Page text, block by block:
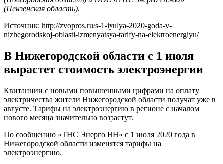
(Пензенская область).
Источник: http://zvopros.ru/s-1-iyulya-2020-goda-v-
nizhegorodskoj-oblasti-izmenyatsya-tarify-na-elektroenergiyu/
В Нижегородской области с 1 июля
вырастет стоимость электроэнергии
Квитанции с новыми повышенными цифрами на оплату
электричества жители Нижегородской области получат уже в
августе. Тарифы на электроэнергию в регионе с началом
нового месяца значительно возрастут.
По сообщению «ТНС Энерго НН» с 1 июля 2020 года в
Нижегородской области изменятся тарифы на
электроэнергию.